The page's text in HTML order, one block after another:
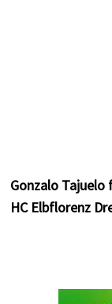
Gonzalo
HC Elbflorenz